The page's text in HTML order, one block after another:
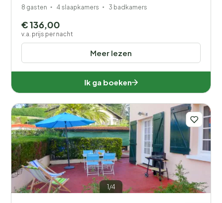
8 gasten 4 slaapkamers 3 badkamers
Meer lezen
€ 136,00
v.a. prijs per nacht
Ik ga boeken
1/4